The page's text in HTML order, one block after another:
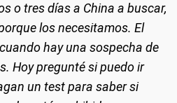
o tres días a China a buscar,
los necesitamos. El
hay una sospecha de
Hoy pregunté si puedo ir
un test para saber si